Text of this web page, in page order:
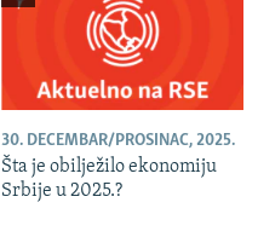
30. DECEMBAR/PROSINAC, 2025.
Šta je obilježilo ekonomiju
Srbije u 2025.?